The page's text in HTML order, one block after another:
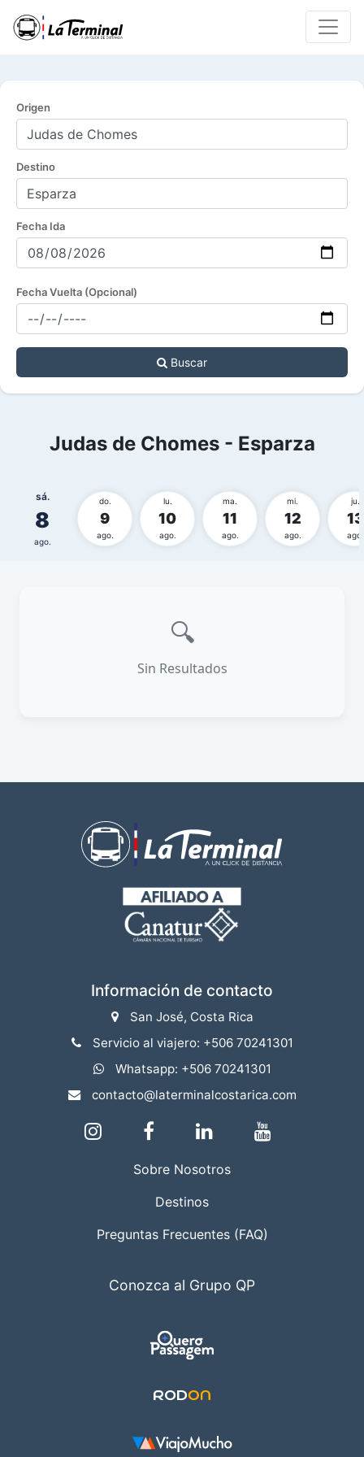
Origen
Destino
Fecha Ida
Fecha Vuelta (Opcional)
Buscar
Judas de Chomes - Esparza
sá.
8
ago.
do.
9
ago.
lu.
10
ago.
ma.
11
ago.
mi.
12
ago.
ju.
13
ago.
🔍
Sin Resultados
Información de contacto
San José, Costa Rica
Servicio al viajero: +506 70241301
Whatsapp: +506 70241301
contacto@laterminalcostarica.com
Sobre Nosotros
Destinos
Preguntas Frecuentes (FAQ)
Conozca al Grupo QP